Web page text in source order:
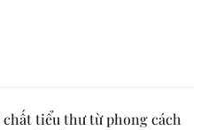
tiểu thư từ phong cách